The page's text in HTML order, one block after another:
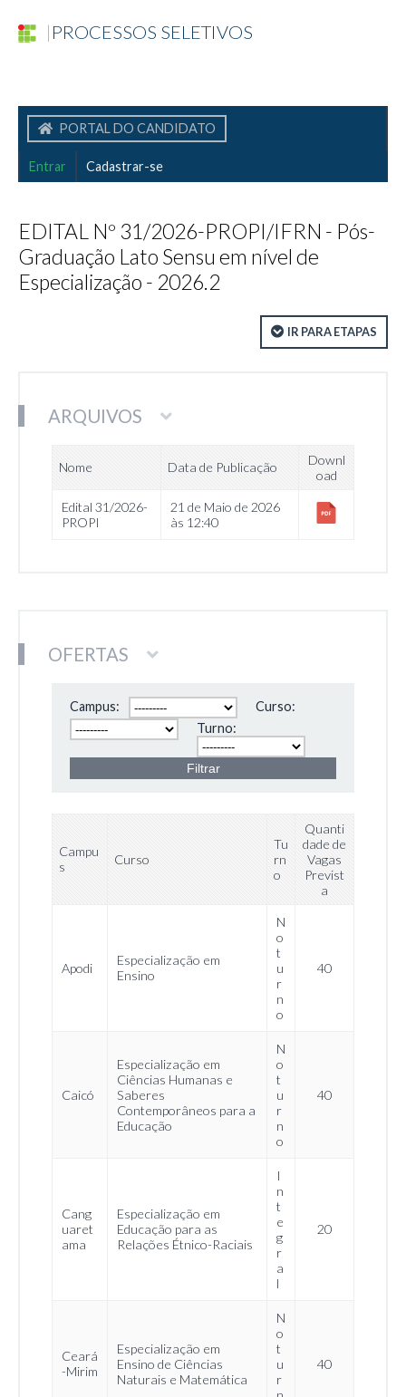
| PROCESSOS SELETIVOS
PORTAL DO CANDIDATO
Entrar Cadastrar-se
EDITAL Nº 31/2026-PROPI/IFRN - Pós-
Graduação Lato Sensu em nível de
Especialização - 2026.2
IR PARA ETAPAS
ARQUIVOS
Nome Data de Publicação
Downl
oad
Edital 31/2026-
PROPI
21 de Maio de 2026
às 12:40
OFERTAS
Campus:
Curso:
Turno:
Campu
s
Curso
Tu
rn
o
Quanti
dade de
Vagas
Previst
a
Apodi
Especialização em
Ensino
N
o
t
u
r
n
o
40
Caicó
Especialização em
Ciências Humanas e
Saberes
Contemporâneos para a
Educação
N
o
t
u
r
n
o
40
Cang
uaret
ama
Especialização em
Educação para as
Relações Étnico-Raciais
I
n
t
e
g
r
a
l
20
Ceará
-Mirim
Especialização em
Ensino de Ciências
Naturais e Matemática
N
o
t
u
r
40